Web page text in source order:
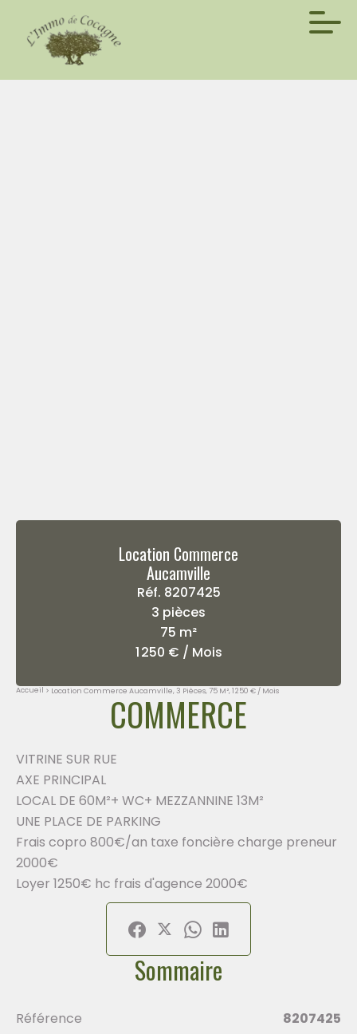
Location Commerce
Aucamville
Réf. 8207425
3 pièces
75 m²
1 250 € / Mois
Accueil Location Commerce Aucamville, 3 Pièces, 75 M², 1 250 € / Mois
COMMERCE
VITRINE SUR RUE
AXE PRINCIPAL
LOCAL DE 60M²+ WC+ MEZZANNINE 13M²
UNE PLACE DE PARKING
Frais copro 800€/an taxe foncière charge preneur
2000€
Loyer 1250€ hc frais d'agence 2000€
Sommaire
Référence 8207425